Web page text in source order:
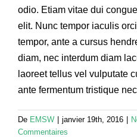
odio. Etiam vitae dui
elit. Nunc tempor iaculis
tempor, ante a cursus
diam, nec interdum diam
laoreet tellus vel vulputate
ante fermentum tristique nec
De EMSW | janvier 19th, 2016 |
Commentaires